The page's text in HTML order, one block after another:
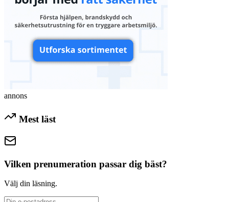
annons
Mest läst
Vilken prenumeration passar dig bäst?
Välj din läsning.